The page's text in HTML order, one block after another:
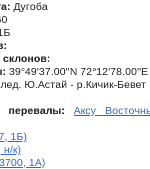
Дугоба
39°49'37.00''N 72°12'78.00''E
лед. Ю.Астай - р.Кичик-Бевет
перевалы:
Аксу
1Б)
н/к)
1А)